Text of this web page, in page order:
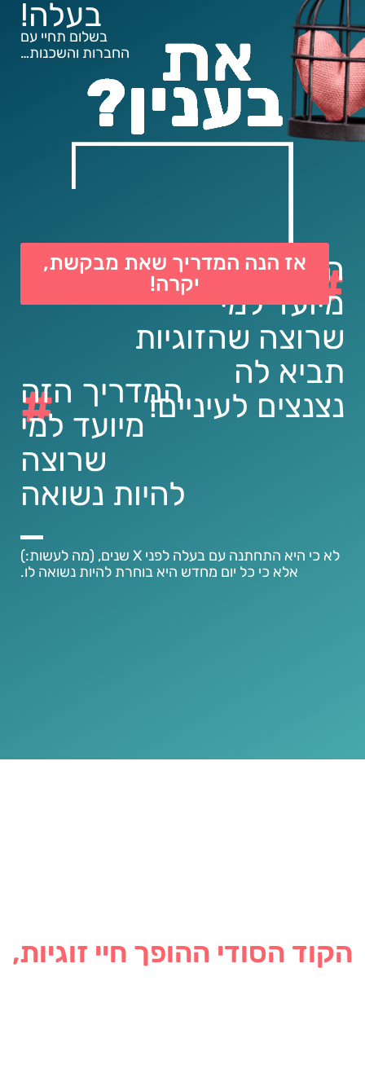
בעלה!
בשלום תחיי עם
החברות והשכנות…
#
המדריך הזה
מיועד למי
שרוצה שהזוגיות
תביא לה
נצנצים לעיניים!
#
המדריך הזה
מיועד למי
שרוצה
להיות נשואה
לא כי היא התחתנה עם בעלה לפני X שנים, (מה לעשות:)
אלא כי כל יום מחדש היא בוחרת להיות נשואה לו.
אז הנה המדריך שאת מבקשת,
יקרה!
הקוד הסודי ההופך חיי זוגיות,